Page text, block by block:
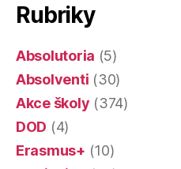
Rubriky
Absolutoria (5)
Absolventi (30)
Akce školy (374)
DOD (4)
Erasmus+ (10)